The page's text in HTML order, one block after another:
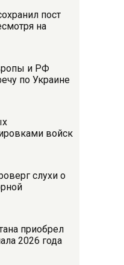
пост
на
и РФ
по Украине
войск
слухи о
приобрел
2026 года